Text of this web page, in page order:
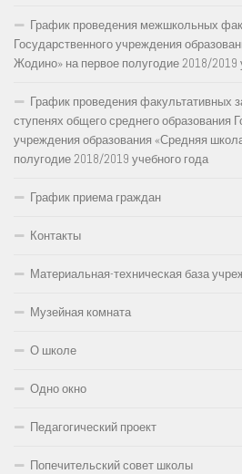
График проведения межшкольных
Государственного учреждения
Жодино» на первое полугодие 2018/2019
График проведения факультативных
ступенях общего среднего образования
учреждения образования «Средняя
полугодие 2018/2019 учебного года
График приема граждан
Контакты
Материальная-техническая база
Музейная комната
О школе
Одно окно
Педагогический проект
Попечительский совет школы